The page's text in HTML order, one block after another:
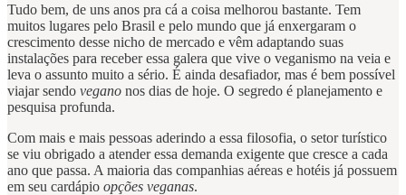
Tudo bem, de uns anos pra cá a coisa melhorou bastante. Tem
muitos lugares pelo Brasil e pelo mundo que já enxergaram o
crescimento desse nicho de mercado e vêm adaptando suas
instalações para receber essa galera que vive o veganismo na veia e
leva o assunto muito a sério. É ainda desafiador, mas é bem possível
viajar sendo vegano nos dias de hoje. O segredo é planejamento e
pesquisa profunda.
Com mais e mais pessoas aderindo a essa filosofia, o setor turístico
se viu obrigado a atender essa demanda exigente que cresce a cada
ano que passa. A maioria das companhias aéreas e hotéis já possuem
em seu cardápio opções veganas.